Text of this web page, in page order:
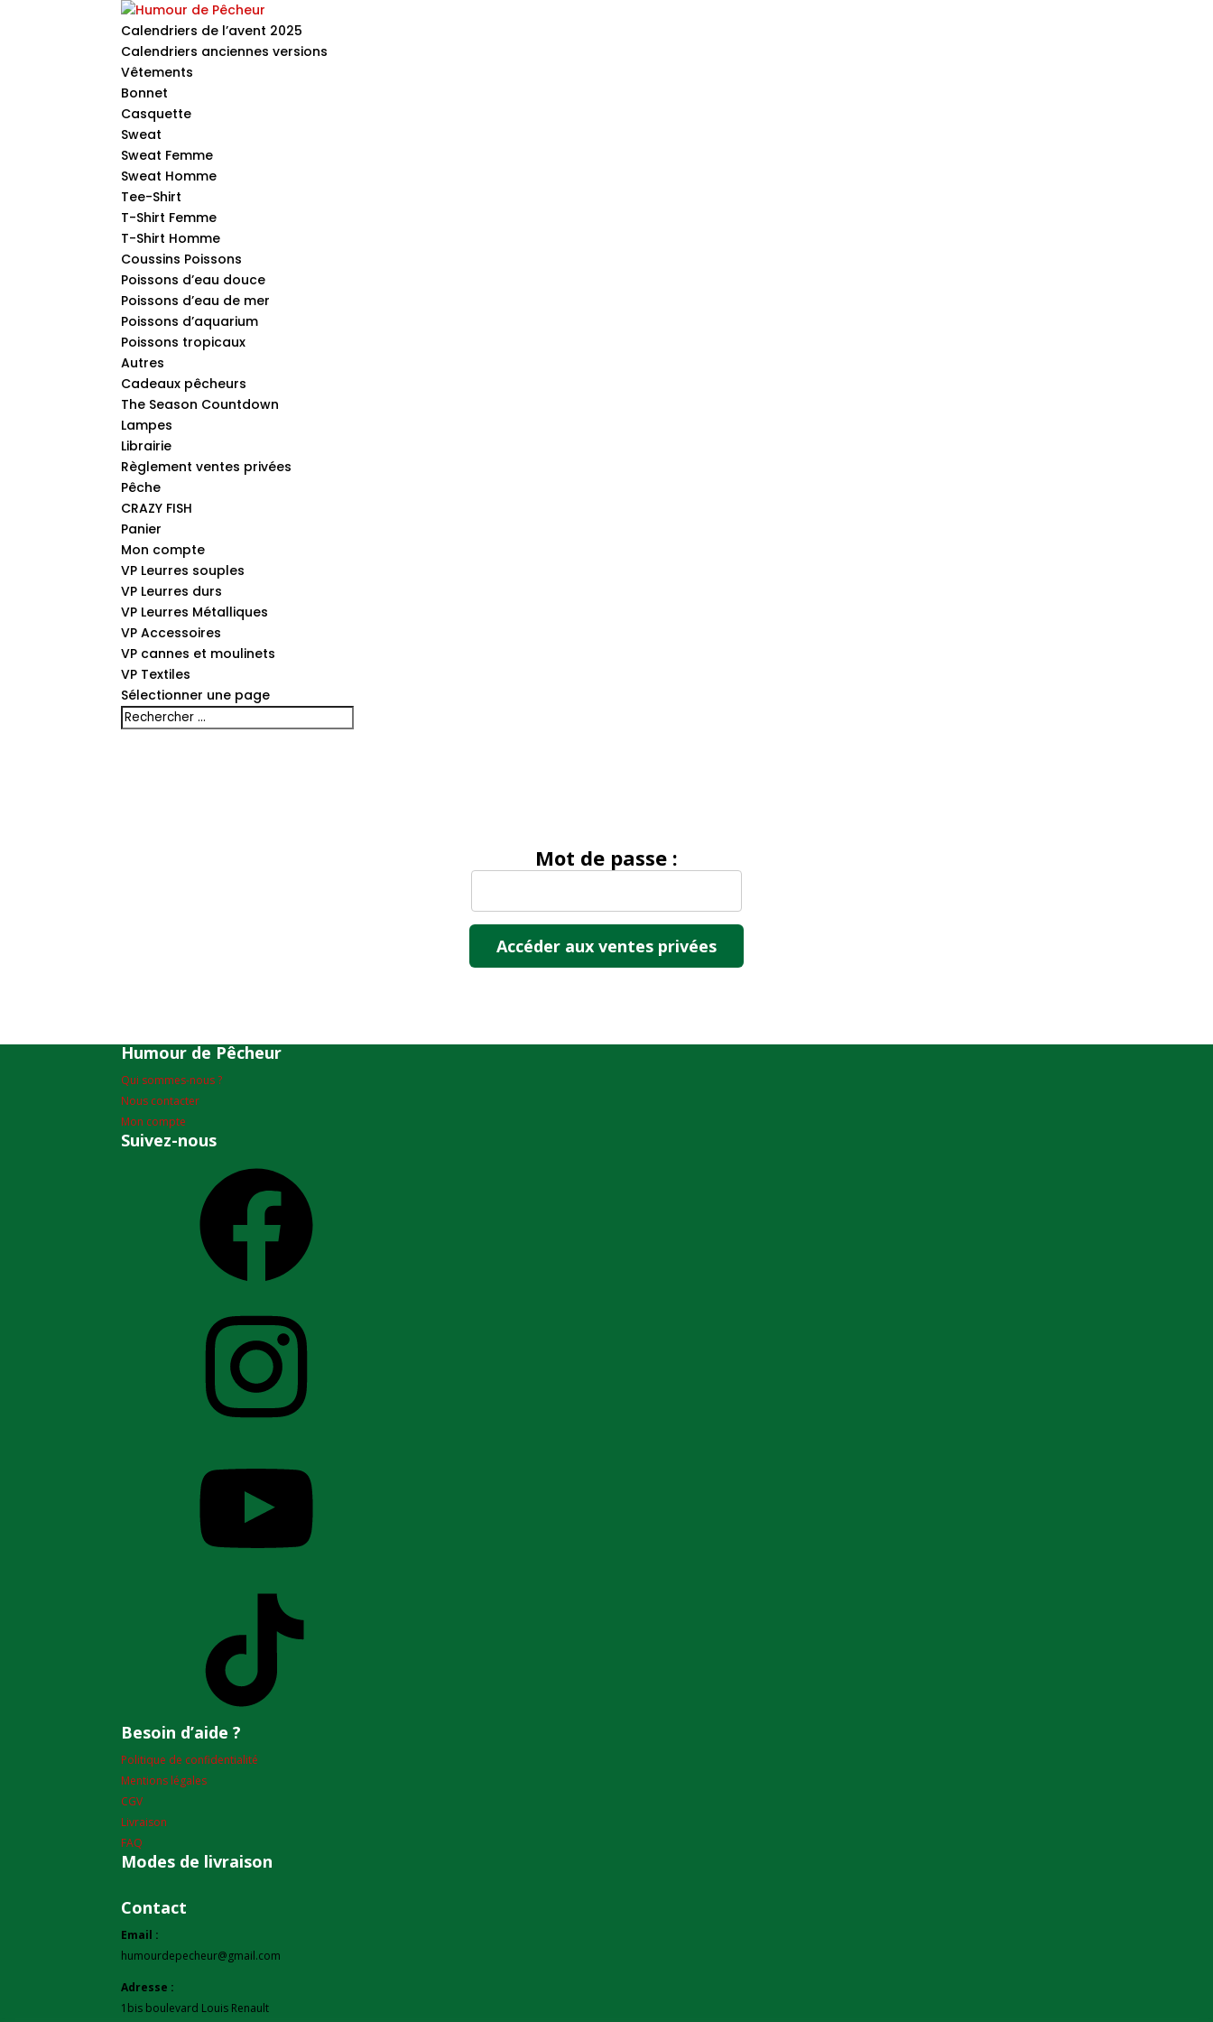
Calendriers de l’avent 2025
Calendriers anciennes versions
Vêtements
Bonnet
Casquette
Sweat
Sweat Femme
Sweat Homme
Tee-Shirt
T-Shirt Femme
T-Shirt Homme
Coussins Poissons
Poissons d’eau douce
Poissons d’eau de mer
Poissons d’aquarium
Poissons tropicaux
Autres
Cadeaux pêcheurs
The Season Countdown
Lampes
Librairie
Règlement ventes privées
Pêche
CRAZY FISH
Panier
Mon compte
VP Leurres souples
VP Leurres durs
VP Leurres Métalliques
VP Accessoires
VP cannes et moulinets
VP Textiles
Sélectionner une page
Mot de passe :
Humour de Pêcheur
Qui sommes-nous ?
Nous contacter
Mon compte
Suivez-nous
Besoin d’aide ?
Politique de confidentialité
Mentions légales
CGV
Livraison
FAQ
Modes de livraison
Contact
Email :
humourdepecheur@gmail.com
Adresse :
1bis boulevard Louis Renault